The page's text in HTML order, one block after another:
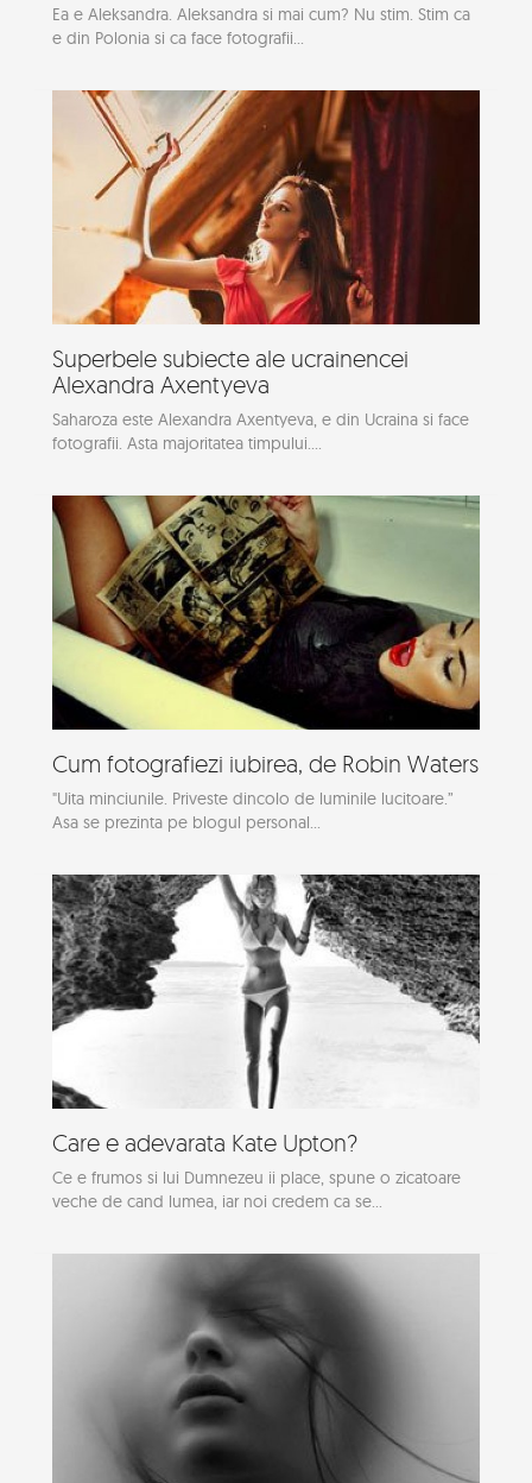
Ea e Aleksandra. Aleksandra si mai cum? Nu stim. Stim ca
e din Polonia si ca face fotografii...
Superbele subiecte ale ucrainencei
Alexandra Axentyeva
Saharoza este Alexandra Axentyeva, e din Ucraina si face
fotografii. Asta majoritatea timpului....
Cum fotografiezi iubirea, de Robin Waters
"Uita minciunile. Priveste dincolo de luminile lucitoare.”
Asa se prezinta pe blogul personal...
Care e adevarata Kate Upton?
Ce e frumos si lui Dumnezeu ii place, spune o zicatoare
veche de cand lumea, iar noi credem ca se...